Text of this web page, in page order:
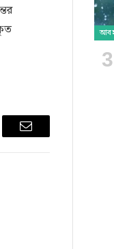
Email